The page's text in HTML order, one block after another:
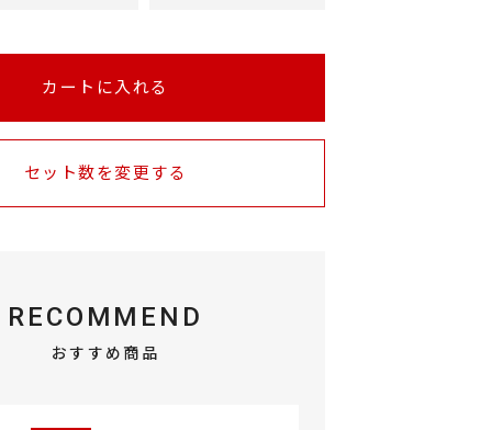
カートに入れる
セット数を変更する
RECOMMEND
おすすめ商品